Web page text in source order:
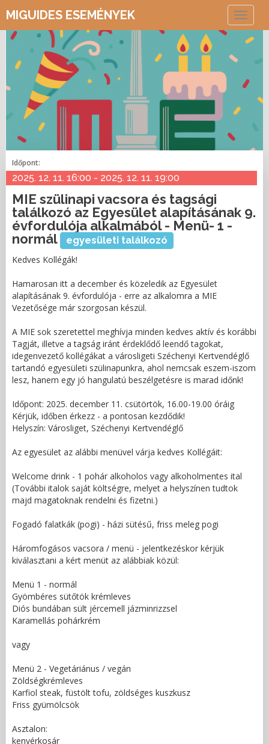
Toggle
MIGUIDES ESEMÉNYEK
Időpont:
2025. 12. 11. 16:00 - 2025. 12. 11. 19:00
MIE szülinapi vacsora és tagsági
találkozó az Egyesület alapításának 9.
évfordulója alkalmából - Menü- 1 -
normál
egyesületi találkozó
Kedves Kollégák!
Hamarosan itt a december és közeledik az Egyesület
alapításának 9. évfordulója - erre az alkalomra a MIE
Vezetősége már szorgosan készül.
A MIE sok szeretettel meghívja minden kedves aktív és korábbi
Tagját, illetve a tagság iránt érdeklődő leendő tagokat,
idegenvezető kollégákat a városligeti Széchenyi Kertvendéglő
tartandó egyesületi szülinapunkra, ahol nemcsak eszem-iszom
lesz, hanem egy jó hangulatú beszélgetésre is marad időnk!
Időpont: 2025. december 11. csütörtök, 16.00-19.00 óráig
Kérjük, időben érkezz - a pontosan kezdődik!
Helyszín: Városliget, Széchenyi Kertvendéglő
Az egyesület az alábbi menüvel várja kedves Kollégáit:
Welcome drink - 1 pohár alkoholos vagy alkoholmentes ital
(További italok saját költségre, melyet a helyszínen tudtok
majd magatoknak rendelni és fizetni.)
Fogadó falatkák (pogi) - házi sütésű, friss meleg pogi
Háromfogásos vacsora / menü - jelentkezéskor kérjük
kiválasztani a kért menüt az alábbiak közül:
Menü 1 - normál
Gyömbéres sütőtök krémleves
Diós bundában sült jércemell jázminrizzsel
Karamellás pohárkrém
vagy
Menü 2 - Vegetáriánus / vegán
Zöldségkrémleves
Karfiol steak, füstölt tofu, zöldséges kuszkusz
Friss gyümölcsök
Asztalon:
kenyérkosár